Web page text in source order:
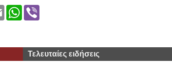
EmailWhatsApp
Viber
Τελευταίες ειδήσεις